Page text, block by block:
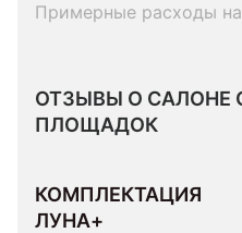
Примерные расходы
ОТЗЫВЫ О САЛОНЕ
ПЛОЩАДОК
КОМПЛЕКТАЦИЯ
ЛУНА+